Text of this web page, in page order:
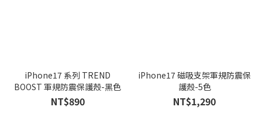
iPhone17 系列 TREND
BOOST 軍規防震保護殼-黑色
NT$890
iPhone17 磁吸支架軍規防震保
護殼-5色
NT$1,290